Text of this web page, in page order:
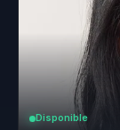
Disponible